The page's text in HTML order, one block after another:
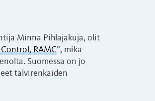
Minna Pihlajakuja, olit
RAMC”, mikä
Suomessa on jo
talvirenkaiden